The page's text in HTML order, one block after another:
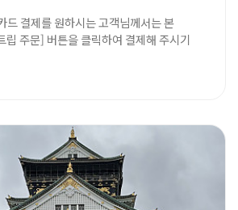
드 결제를 원하시는 고객님께서는 본
주문] 버튼을 클릭하여 결제해 주시기